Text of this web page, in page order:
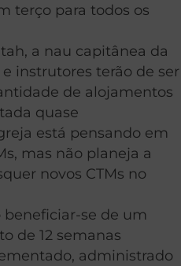
terço para todos os
a nau capitânea da
instrutores terão de ser
de alojamentos
quase
está pensando em
mas não planeja a
novos CTMs no
beneficiar-se de um
de 12 semanas
administrado